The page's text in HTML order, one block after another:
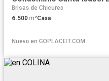
Brisas de Chicureo
6.500 m²Casa
Nuevo en GOPLACEIT.COM